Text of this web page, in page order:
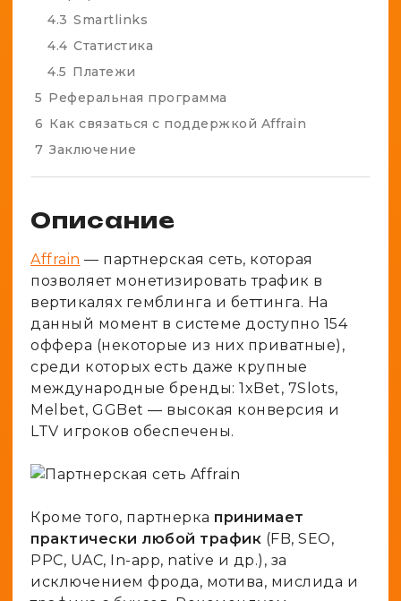
4.3 Smartlinks
4.4 Статистика
4.5 Платежи
5 Реферальная программа
6 Как связаться с поддержкой Affrain
7 Заключение
Описание
Affrain — партнерская сеть, которая
позволяет монетизировать трафик в
вертикалях гемблинга и беттинга. На
данный момент в системе доступно 154
оффера (некоторые из них приватные),
среди которых есть даже крупные
международные бренды: 1xBet, 7Slots,
Melbet, GGBet — высокая конверсия и
LTV игроков обеспечены.
Кроме того, партнерка принимает
практически любой трафик (FB, SEO,
PPC, UAC, In-app, native и др.), за
исключением фрода, мотива, мислида и